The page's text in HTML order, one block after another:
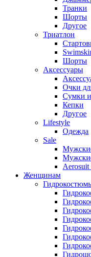
Транки
Шорты
Другое
Триатлон
Шорты
Аксессуары
Очки
Сумки
Кепки
Другое
Lifestyle
Одежда
Sale
Женщинам